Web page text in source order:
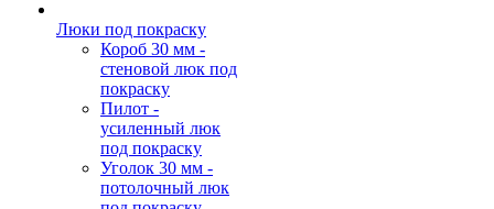
Люки под покраску
Короб 30 мм -
стеновой люк под
покраску
Пилот -
усиленный люк
под покраску
Уголок 30 мм -
потолочный люк